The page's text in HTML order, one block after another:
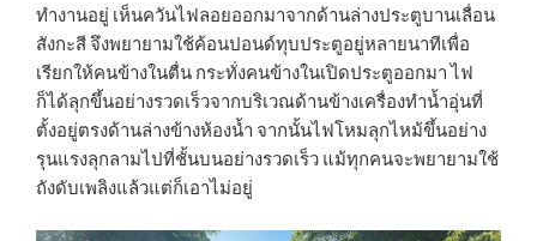
ทำงานอยู่ เห็นควันไฟลอยออกมาจากด้านล่างประตูบานเลื่อน
สังกะสี จึงพยายามใช้ค้อนปอนด์ทุบประตูอยู่หลายนาทีเพื่อ
เรียกให้คนข้างในตื่น กระทั่งคนข้างในเปิดประตูออกมา ไฟ
ก็ได้ลุกขึ้นอย่างรวดเร็วจากบริเวณด้านข้างเครื่องทำน้ำอุ่นที่
ตั้งอยู่ตรงด้านล่างข้างห้องน้ำ จากนั้นไฟโหมลุกไหม้ขึ้นอย่าง
รุนแรงลุกลามไปที่ชั้นบนอย่างรวดเร็ว แม้ทุกคนจะพยายามใช้
ถังดับเพลิงแล้วแต่ก็เอาไม่อยู่